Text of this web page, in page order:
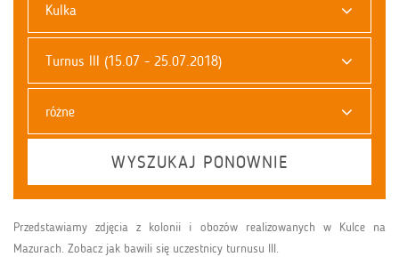
Kulka
Turnus III (15.07 - 25.07.2018)
różne
WYSZUKAJ PONOWNIE
Przedstawiamy zdjęcia z kolonii i obozów realizowanych w Kulce na
Mazurach. Zobacz jak bawili się uczestnicy turnusu III.